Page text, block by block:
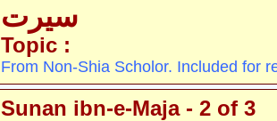
سیرت
Topic :
From Non-Shia Scholor. Included for
Sunan ibn-e-Maja - 2 of 3